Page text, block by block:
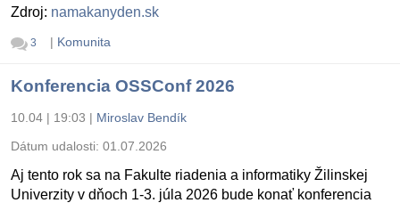
Zdroj: namakanyden.sk
3 | Komunita
Konferencia OSSConf 2026
10.04 | 19:03 | Miroslav Bendík
Dátum udalosti: 01.07.2026
Aj tento rok sa na Fakulte riadenia a informatiky Žilinskej
Univerzity v dňoch 1-3. júla 2026 bude konať konferencia